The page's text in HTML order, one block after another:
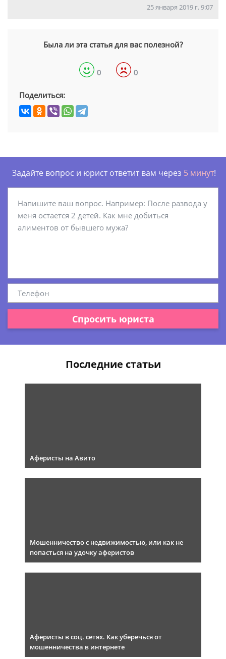
25 января 2019 г. 9:07
Была ли эта статья для вас полезной?
0 0
Поделиться:
Задайте вопрос и юрист ответит вам через 5 минут!
Спросить юриста
Последние статьи
Аферисты на Авито
Мошенничество с недвижимостью, или как не
попасться на удочку аферистов
Аферисты в соц. сетях. Как уберечься от
мошенничества в интернете